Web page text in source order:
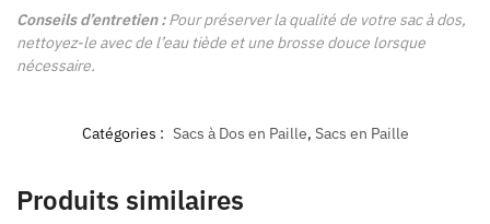
Conseils d’entretien :Pour préserver la qualité de votre sac à dos,
nettoyez-le avec de l’eau tiède et une brosse douce lorsque
nécessaire.
Catégories : Sacs à Dos en Paille, Sacs en Paille
Produits similaires